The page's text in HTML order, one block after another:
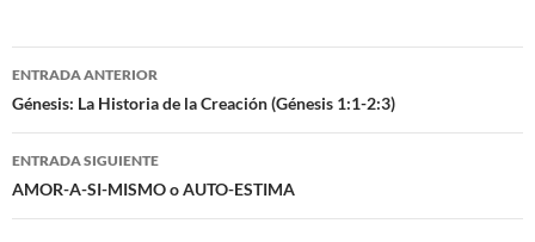
Navegación
de
entradas
ENTRADA ANTERIOR
Génesis: La Historia de la Creación (Génesis 1:1-2:3)
ENTRADA SIGUIENTE
AMOR-A-SI-MISMO o AUTO-ESTIMA